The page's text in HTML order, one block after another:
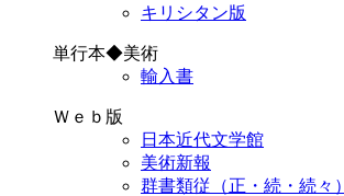
キリシタン版
単行本◆美術
輸入書
Ｗｅｂ版
日本近代文学館
美術新報
群書類従（正・続・続々）